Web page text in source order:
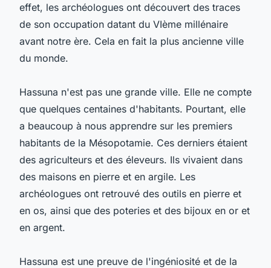
effet, les archéologues ont découvert des traces
de son occupation datant du VIème millénaire
avant notre ère. Cela en fait la plus ancienne ville
du monde.
Hassuna n'est pas une grande ville. Elle ne compte
que quelques centaines d'habitants. Pourtant, elle
a beaucoup à nous apprendre sur les premiers
habitants de la Mésopotamie. Ces derniers étaient
des agriculteurs et des éleveurs. Ils vivaient dans
des maisons en pierre et en argile. Les
archéologues ont retrouvé des outils en pierre et
en os, ainsi que des poteries et des bijoux en or et
en argent.
Hassuna est une preuve de l'ingéniosité et de la